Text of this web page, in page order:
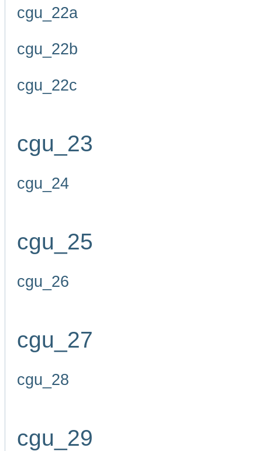
cgu_22a
cgu_22b
cgu_22c
cgu_23
cgu_24
cgu_25
cgu_26
cgu_27
cgu_28
cgu_29